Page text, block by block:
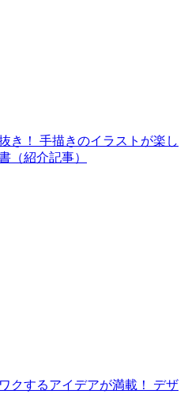
き！ 手描きのイラストが楽し
（紹介記事）
クするアイデアが満載！ デザ